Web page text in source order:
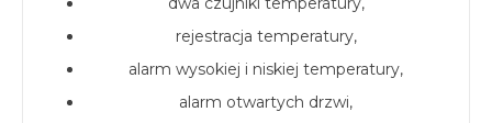
rejestracja temperatury,
alarm wysokiej i niskiej temperatury,
alarm otwartych drzwi,